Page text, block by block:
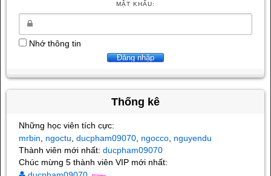
MẬT KHẨU:
Nhớ thông tin
Thống kê
Những học viên tích cực:
mrbin, ngoctu, ducpham09070, ngocco, nguyendu
Thành viên mới nhất: ducpham09070
Chúc mừng 5 thành viên VIP mới nhất: